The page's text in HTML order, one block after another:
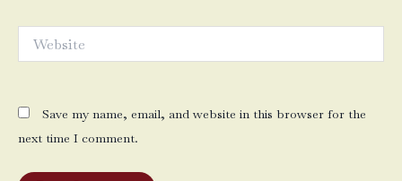
Save my name, email, and website in this browser for the
next time I comment.